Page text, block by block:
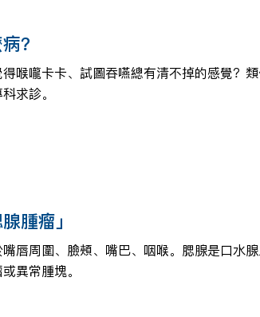
？
喉嚨卡卡、試圖吞嚥總有清不掉的感覺？
求診。
腫瘤」
唇周圍、臉頰、嘴巴、咽喉。腮腺是口水
異常腫塊。